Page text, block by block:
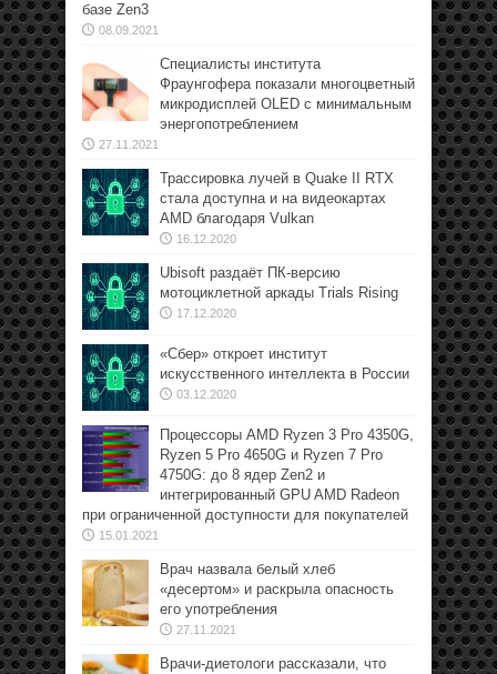
базе Zen3
08.09.2021
Специалисты института
Фраунгофера показали многоцветный
микродисплей OLED с минимальным
энергопотреблением
27.11.2021
Трассировка лучей в Quake II RTX
стала доступна и на видеокартах
AMD благодаря Vulkan
16.12.2020
Ubisoft раздаёт ПК-версию
мотоциклетной аркады Trials Rising
17.12.2020
«Сбер» откроет институт
искусственного интеллекта в России
03.12.2020
Процессоры AMD Ryzen 3 Pro 4350G,
Ryzen 5 Pro 4650G и Ryzen 7 Pro
4750G: до 8 ядер Zen2 и
интегрированный GPU AMD Radeon
при ограниченной доступности для покупателей
15.01.2021
Врач назвала белый хлеб
«десертом» и раскрыла опасность
его употребления
27.11.2021
Врачи-диетологи рассказали, что